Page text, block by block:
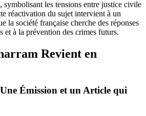
symbolisant les tensions entre justice civile
réactivation du sujet intervient à un
la société française cherche des réponses
et à la prévention des crimes futurs.
Revient en
Émission et un Article qui